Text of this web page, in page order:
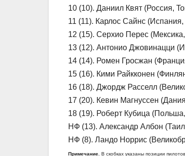
10 (10). Даниил Квят (Россия,
11 (11). Карлос Сайнс
12 (15). Серхио Перес
13 (12). Антонио Джовинацци
14 (14). Ромен Гросжан
15 (16). Кими Райкконен
16 (18). Джордж Расселл
17 (20). Кевин Магнуссен
18 (19). Роберт Кубица
НФ (13). Александр Албон
НФ (8). Ландо Норрис
Примечание. В скобках указаны позиции